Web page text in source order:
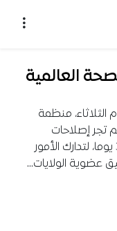
العالمية
الثلاثاء، منظمة
تجر إصلاحات
جوهرية. ومنح ترامب للمنظمة مهلة 30 يوما، لتدارك الأمور
عضوية الولايات…